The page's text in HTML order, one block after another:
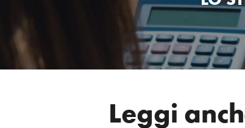
Leggi